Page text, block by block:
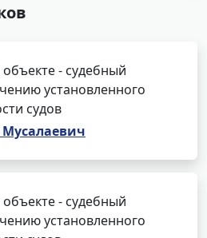
- судебный
установленного
судов
- судебный
установленного